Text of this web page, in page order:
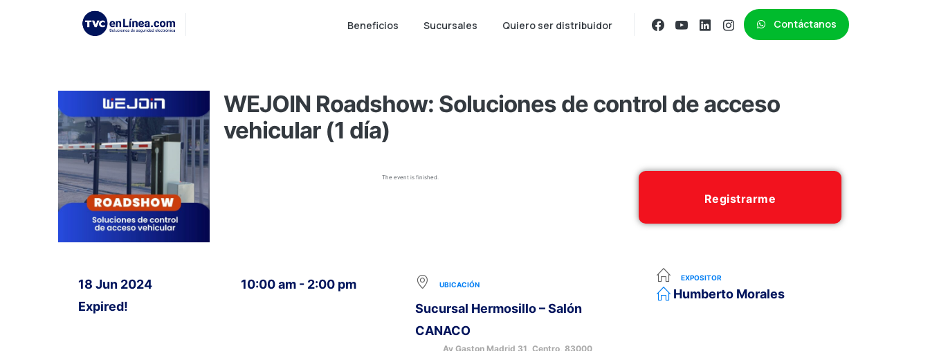
Beneficios Sucursales Quiero ser distribuidor Contáctanos
WEJOIN Roadshow: Soluciones de control de acceso
vehicular (1 día)
The event is finished.
Registrarme
18 Jun 2024
Expired!
10:00 am - 2:00 pm UBICACIÓN
Sucursal Hermosillo – Salón
CANACO
Av Gaston Madrid 31, Centro, 83000
EXPOSITOR
Humberto Morales